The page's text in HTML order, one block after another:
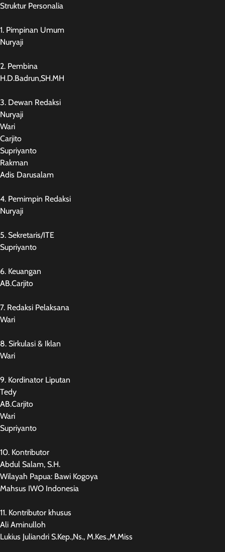
Struktur Personalia
1. Pimpinan Umum
Nuryaji
2. Pembina
H.D.Badrun,SH.MH
3. Dewan Redaksi
Nuryaji
Wari
Carjito
Supriyanto
Rakman
Adis Darusalam
4. Pemimpin Redaksi
Nuryaji
5. Sekretaris/ITE
Supriyanto
6. Keuangan
AB.Carjito
7. Redaksi Pelaksana
Wari
8. Sirkulasi & Iklan
Wari
9. Kordinator Liputan
Tedy
AB.Carjito
Wari
Supriyanto
10. Kontributor
Abdul Salam, S.H.
Wilayah Papua: Bawi Kogoya
Mahsus IWO Indonesia
11. Kontributor khusus
Ali Aminulloh
Lukius Juliandri S.Kep.,Ns., M.Kes.,M.Miss